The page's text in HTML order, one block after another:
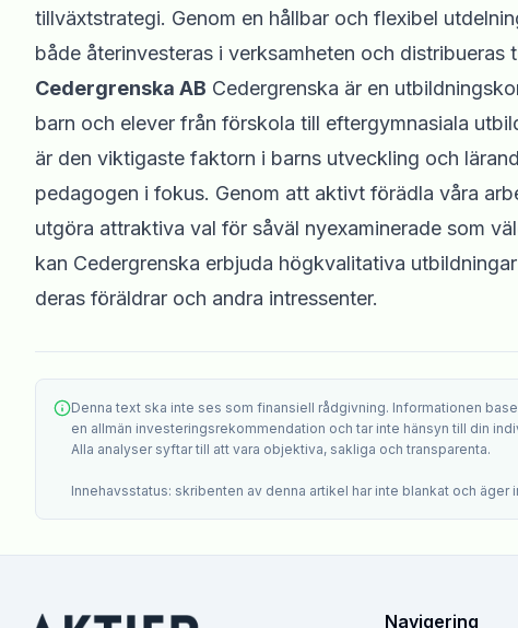
tillväxtstrategi. Genom en hållbar och flexibel
både återinvesteras i verksamheten och
Cedergrenska AB Cedergrenska är en
barn och elever från förskola till eftergymnasiala
är den viktigaste faktorn i barns utveckling och
pedagogen i fokus. Genom att aktivt förädla våra
utgöra attraktiva val för såväl nyexaminerade som
kan Cedergrenska erbjuda högkvalitativa
deras föräldrar och andra intressenter.
Denna text ska inte ses som finansiell rådgivning. Informationen
en allmän investeringsrekommendation och tar inte hänsyn till din
Alla analyser syftar till att vara objektiva, sakliga och transparenta.
Innehavsstatus: skribenten av denna artikel har inte blankat och äger
Navigering